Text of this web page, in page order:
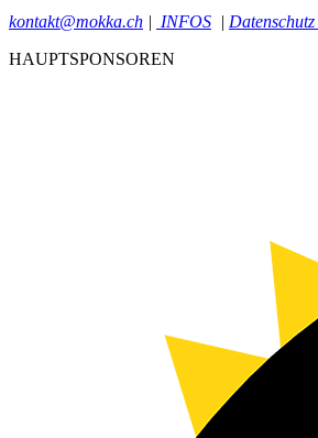
kontakt@mokka.ch | INFOS | Datenschutz
HAUPTSPONSOREN